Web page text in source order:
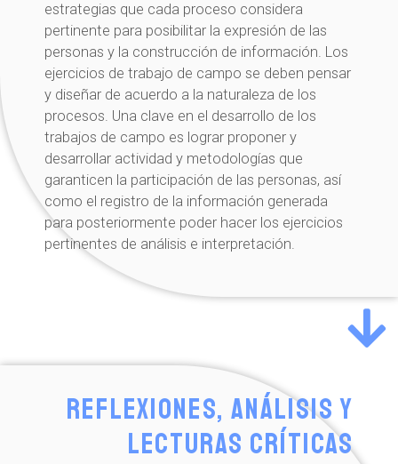
estrategias que cada proceso considera
pertinente para posibilitar la expresión de las
personas y la construcción de información. Los
ejercicios de trabajo de campo se deben pensar
y diseñar de acuerdo a la naturaleza de los
procesos. Una clave en el desarrollo de los
trabajos de campo es lograr proponer y
desarrollar actividad y metodologías que
garanticen la participación de las personas, así
como el registro de la información generada
para posteriormente poder hacer los ejercicios
pertinentes de análisis e interpretación.
Reflexiones, análisis y
lecturas críticas